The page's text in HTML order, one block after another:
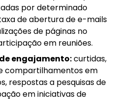
por determinado
de abertura de e-mails
de páginas no
em reuniões.
engajamento:curtidas,
compartilhamentos em
respostas a pesquisas de
em iniciativas de